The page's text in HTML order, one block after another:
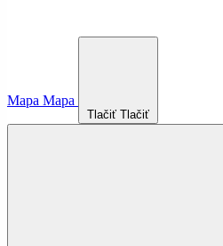
Mapa Mapa
Tlačiť Tlačiť